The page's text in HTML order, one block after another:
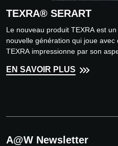
TEXRA® SERART
Le nouveau produit TEXRA est
nouvelle génération qui joue avec
TEXRA impressionne par son
EN SAVOIR PLUS
A@W Newsletter